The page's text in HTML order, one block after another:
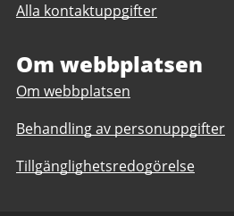
till
kommunikation
Alla kontaktuppgifter
Om webbplatsen
Om webbplatsen
Behandling av personuppgifter
Tillgänglighetsredogörelse